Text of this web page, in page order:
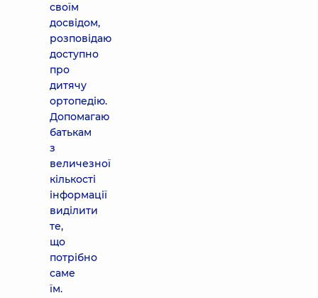
своїм
досвідом,
розповідаю
доступно
про
дитячу
ортопедію.
Допомагаю
батькам
з
величезної
кількості
інформації
виділити
те,
що
потрібно
саме
їм.